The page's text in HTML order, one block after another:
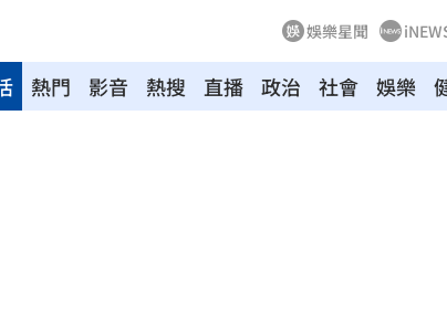
娛樂星聞
熱門 影音 熱搜 直播 政治 社會 娛樂